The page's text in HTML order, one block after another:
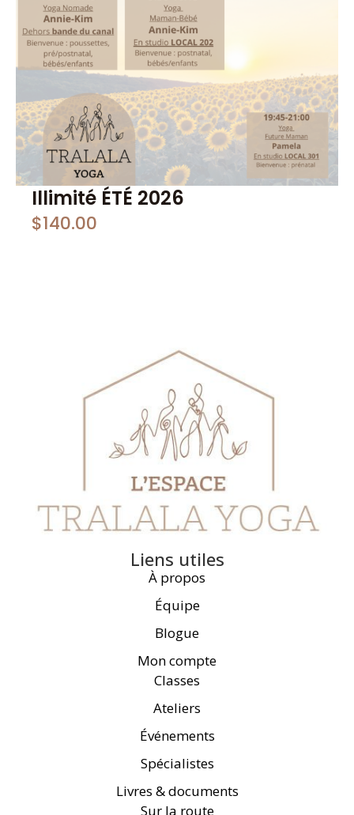
Illimité ÉTÉ 2026
$140.00
Liens utiles
À propos
Équipe
Blogue
Mon compte
Classes
Ateliers
Événements
Spécialistes
Livres & documents
Sur la route